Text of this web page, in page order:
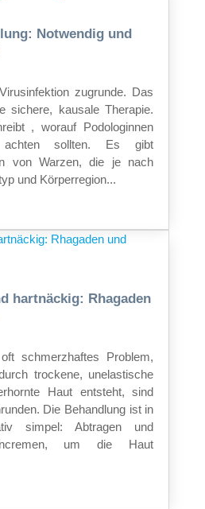
Notwendig und
zugrunde. Das
sichere, kausale Therapie.
, worauf Podologinnen
achten sollten. Es gibt
von Warzen, die je nach
und Körperregion...
hartnäckig: Rhagaden
schmerzhaftes Problem,
trockene, unelastische
Haut entsteht, sind
Die Behandlung ist in
simpel: Abtragen und
um die Haut